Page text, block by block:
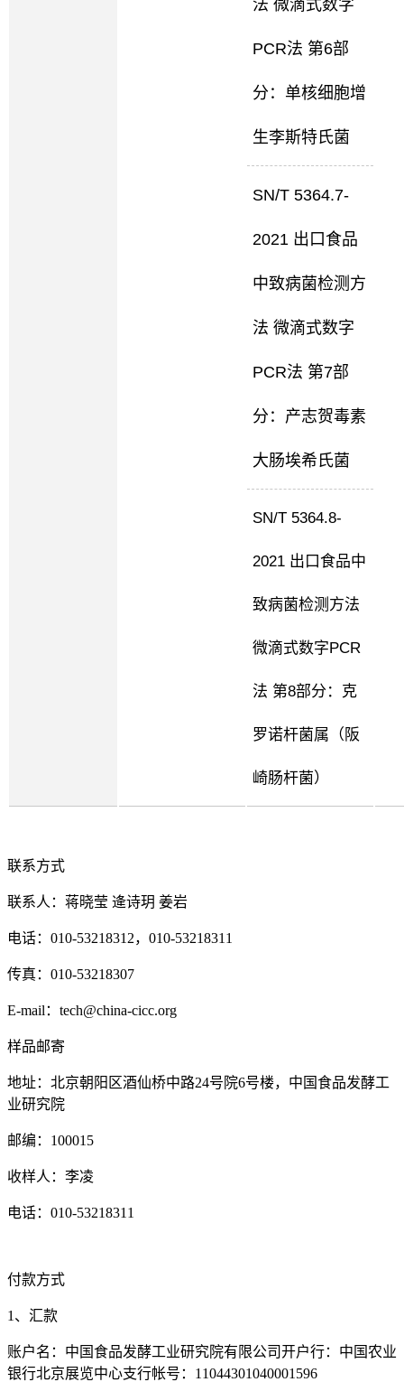
法 微滴式数字
PCR法 第6部
分：单核细胞增
生李斯特氏菌
SN/T 5364.7-
2021 出口食品
中致病菌检测方
法 微滴式数字
PCR法 第7部
分：产志贺毒素
大肠埃希氏菌
SN/T 5364.8-
2021 出口食品中
致病菌检测方法
微滴式数字PCR
法 第8部分：克
罗诺杆菌属（阪
崎肠杆菌）
联系方式
联系人：蒋晓莹 逄诗玥 姜岩
电话：010-53218312，010-53218311
传真：010-53218307
E-mail：tech@china-cicc.org
样品邮寄
地址：北京朝阳区酒仙桥中路24号院6号楼，中国食品发酵工
业研究院
邮编：100015
收样人：李凌
电话：010-53218311
付款方式
1、汇款
账户名：中国食品发酵工业研究院有限公司开户行：中国农业
银行北京展览中心支行帐号：11044301040001596